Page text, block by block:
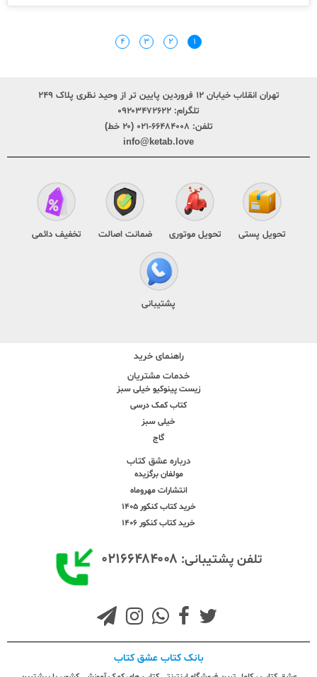
۱ ۲ ۳ ۴
تهران انقلاب خیابان ۱۲ فروردین پایین تر از وحید نظری پلاک ۲۴۹
تلگرام: ۰۹۲۰۳۴۷۲۶۲۲
تلفن: ۶۶۴۸۴۰۰۸-۰۲۱ (۲۰ خط)
info@ketab.love
تحویل پستی تحویل موتوری ضمانت اصالت تخفیف دائمی
پشتیبانی
راهنمای خرید
خدمات مشتریان
زیست پینوکیو خیلی سبز
کتاب کمک درسی
خیلی سبز
گاج
درباره عشق کتاب
مولفان برگزیده
انتشارات مهروماه
خرید کتاب کنکور 1405
خرید کتاب کنکور 1406
تلفن پشتیبانی: ۰۲۱۶۶۴۸۴۰۰۸
بانک کتاب عشق کتاب